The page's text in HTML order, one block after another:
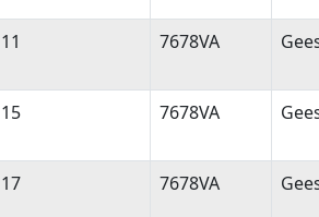
11 7678VA
15 7678VA
17 7678VA